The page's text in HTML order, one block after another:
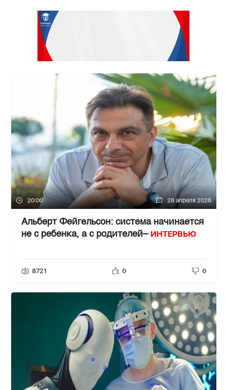
20:00 28 апреля 2026
Альберт Фейгельсон: система начинается
не с ребенка, а с родителей– ИНТЕРВЬЮ
8721 0 0